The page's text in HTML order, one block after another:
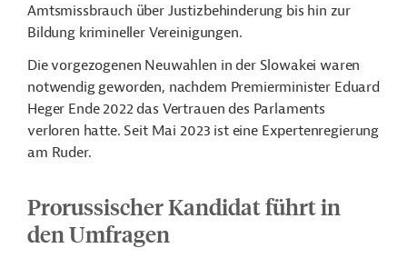
Amtsmissbrauch über Justizbehinderung bis hin zur
Bildung krimineller Vereinigungen.
Die vorgezogenen Neuwahlen in der Slowakei waren
notwendig geworden, nachdem Premierminister Eduard
Heger Ende 2022 das Vertrauen des Parlaments
verloren hatte. Seit Mai 2023 ist eine Expertenregierung
am Ruder.
Prorussischer Kandidat führt in
den Umfragen